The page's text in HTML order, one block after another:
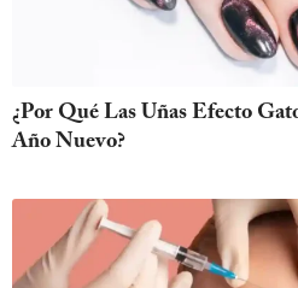
¿Por Qué Las Uñas Efecto
Año Nuevo?